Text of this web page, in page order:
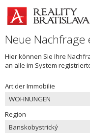
Neue Nachfrage
Hier können Sie Ihre
an alle im System
Art der Immobilie
WOHNUNGEN
Region
Banskobystrický